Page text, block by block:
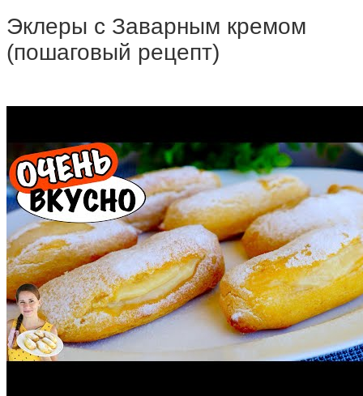
Эклеры с Заварным кремом
(пошаговый рецепт)